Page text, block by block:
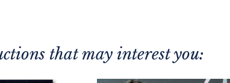
that may interest you: